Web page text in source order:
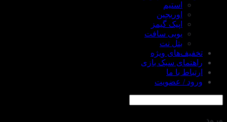
استیم
اوریجین
اپیک گیمز
یوبی سافت
بتل نت
تخفیف‌های ویژه
راهنمای سبک بازی
ارتباط با ما
ورود / عضویت